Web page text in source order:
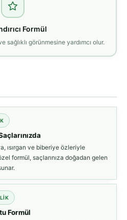
Formül
sağlıklı görünmesine yardımcı olur.
ısırgan ve biberiye özleriyle
formül, saçlarınıza doğadan gelen
Formül